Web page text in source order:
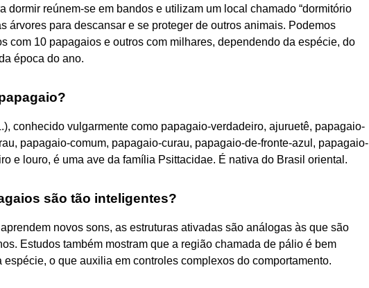
dormir reúnem-se em bandos e utilizam um local chamado “dormitório
árvores para descansar e se proteger de outros animais. Podemos
com 10 papagaios e outros com milhares, dependendo da espécie, do
época do ano.
conhecido vulgarmente como papagaio-verdadeiro, ajuruetê, papagaio-
papagaio-comum, papagaio-curau, papagaio-de-fronte-azul, papagaio-
e louro, é uma ave da família Psittacidae. É nativa do Brasil oriental.
são tão inteligentes?
novos sons, as estruturas ativadas são análogas às que são
Estudos também mostram que a região chamada de pálio é bem
o que auxilia em controles complexos do comportamento.